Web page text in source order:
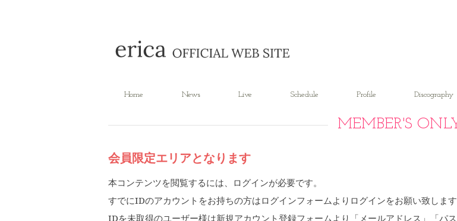
Home News Live Schedule Profile Discography
MEMBER'S
会員限定エリアとなります
本コンテンツを閲覧するには、ログインが必要です。
すでにIDのアカウントをお持ちの方はログインフォームよりログインをお願い致します
IDを未取得のユーザー様は新規アカウント登録フォームより「メールアドレス」「パ